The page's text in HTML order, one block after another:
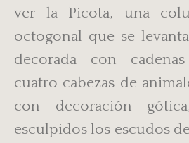
ver la Picota, una
octogonal que se
decorada con
cuatro cabezas de
con decoración
esculpidos los escudos